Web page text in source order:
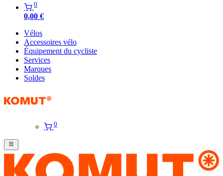
0
0,00 €
Vélos
Accessoires vélo
Équipement du cycliste
Services
Marques
Soldes
0